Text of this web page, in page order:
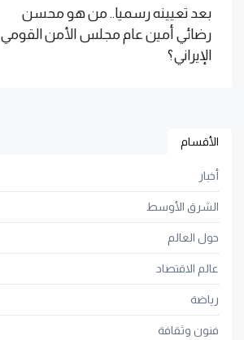
بعد تعيينه رسميا.. من هو محسن
رضائي أمين عام مجلس الأمن القومي
الإيراني؟
الأقسام
أخبار
الشرق الأوسط
حول العالم
عالم الاقتصاد
رياضة
فنون وثقافة